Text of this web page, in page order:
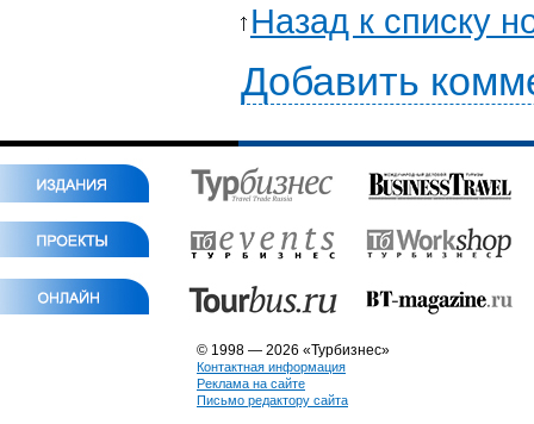
Назад к списку
Добавить
© 1998 — 2026 «Турбизнес»
Контактная информация
Реклама на сайте
Письмо редактору сайта